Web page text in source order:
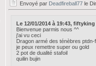
Envoyé par Deadfireball77 le
Le 12/01/2014 à 19:43,
Bienvenue parmis nous ^^
j'ai vu ceci
Dragon armé des ténèbres ptdn-
je peux remettre super ou gold
2 pot de dualité stafoil
quilin bujin